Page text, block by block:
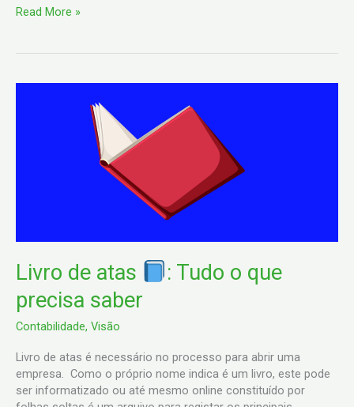
Read More »
Livro de atas
: Tudo o que
precisa saber
Contabilidade, Visão
Livro de atas é necessário no processo para abrir uma
empresa. Como o próprio nome indica é um livro, este pode
ser informatizado ou até mesmo online constituído por
saber